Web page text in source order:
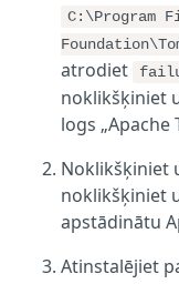
C:\Program
atrodiet
failu
noklikšķiniet
logs „Apache
Noklikšķiniet
noklikšķiniet
apstādinātu
Atinstalējiet